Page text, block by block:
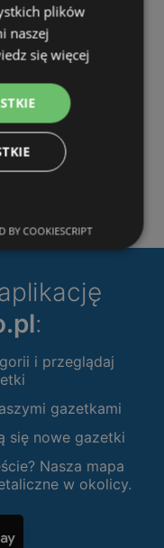
:
i przeglądaj
gazetkami
się nowe gazetki
Nasza mapa
w okolicy.
plików
naszej
się więcej
BY COOKIESCRIPT